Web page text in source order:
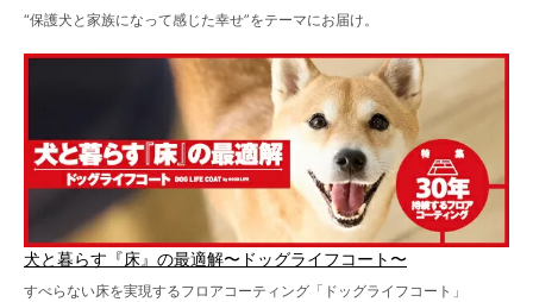
“保護犬と家族になって感じた幸せ”をテーマにお届け。
犬と暮らす『床』の最適解〜ドッグライフコート〜
すべらない床を実現するフロアコーティング「ドッグライフコート」